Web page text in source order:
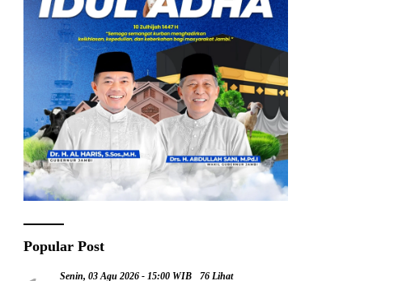
Popular Post
Senin, 03 Agu 2026 - 15:00 WIB 76 Lihat